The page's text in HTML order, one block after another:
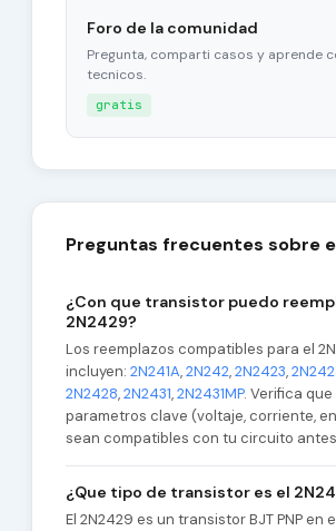
Foro de la comunidad
Pregunta, comparti casos y aprende
tecnicos.
gratis
Preguntas frecuentes sobre
¿Con que transistor puedo
2N2429?
Los reemplazos compatibles para el
incluyen: 2N241A,2N242,2N2423,
2N2428,2N2431,2N2431MP. Verifica que
parametros clave (voltaje, corriente,
sean compatibles con tu circuito
¿Que tipo de transistor es el
El 2N2429 es un transistor BJT PNP en